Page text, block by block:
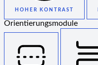
HOHER KONTRAST
Orientierungsmodule